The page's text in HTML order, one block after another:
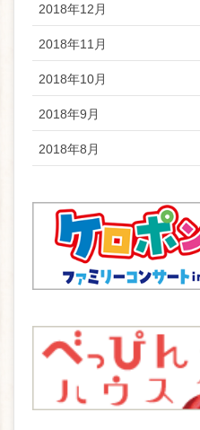
2018年12月
2018年11月
2018年10月
2018年9月
2018年8月